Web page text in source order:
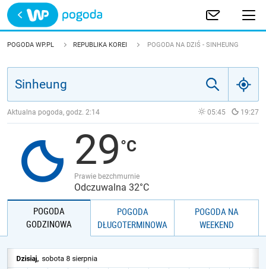
Trwa ładowanie
POLSKA
JAKOŚĆ POWIETRZA
POGODA WP.PL REPUBLIKA KOREI POGODA NA DZIŚ - SINHEUNG
Aktualna pogoda, godz. 2:14 05:45 19:27
29
Prawie bezchmurnie
Odczuwalna 32°C
POGODA
GODZINOWA
POGODA
DŁUGOTERMINOWA
POGODA NA
WEEKEND